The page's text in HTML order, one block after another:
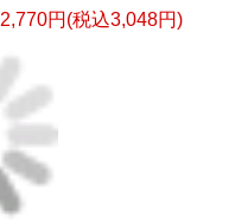
2,770円(税込3,048円)